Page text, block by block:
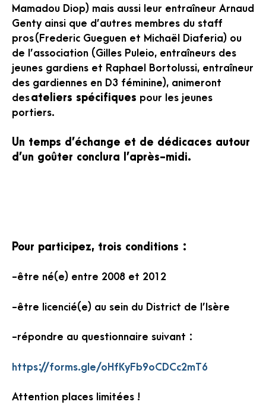
Mamadou Diop) mais aussi leur entraîneur Arnaud
Genty ainsi que d’autres membres du staff
pros (Frederic Gueguen et Michaël Diaferia) ou
de l’association (Gilles Puleio, entraîneurs des
jeunes gardiens et Raphael Bortolussi, entraîneur
des gardiennes en D3 féminine), animeront
desateliers spécifiques pour les jeunes
portiers.
Un temps d’échange et de dédicaces autour
d’un goûter conclura l’après-midi.
Pour participez, trois conditions :
-être né(e) entre 2008 et 2012
-être licencié(e) au sein du District de l’Isère
-répondre au questionnaire suivant :
https://forms.gle/oHfKyFb9oCDCc2mT6
Attention places limitées !